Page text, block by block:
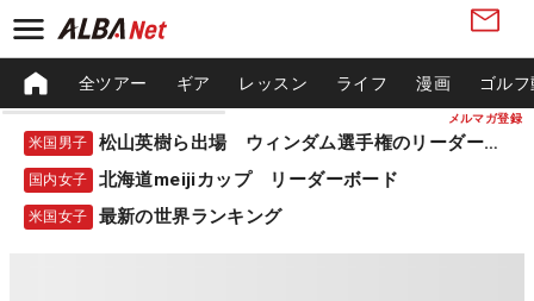
メルマガ登録
全ツアー ギア レッスン ライフ 漫画 ゴル
米国男子 松山英樹ら出場 ウィンダム選手権のリーダーボード
国内女子 北海道meijiカップ リーダーボード
米国女子 最新の世界ランキング